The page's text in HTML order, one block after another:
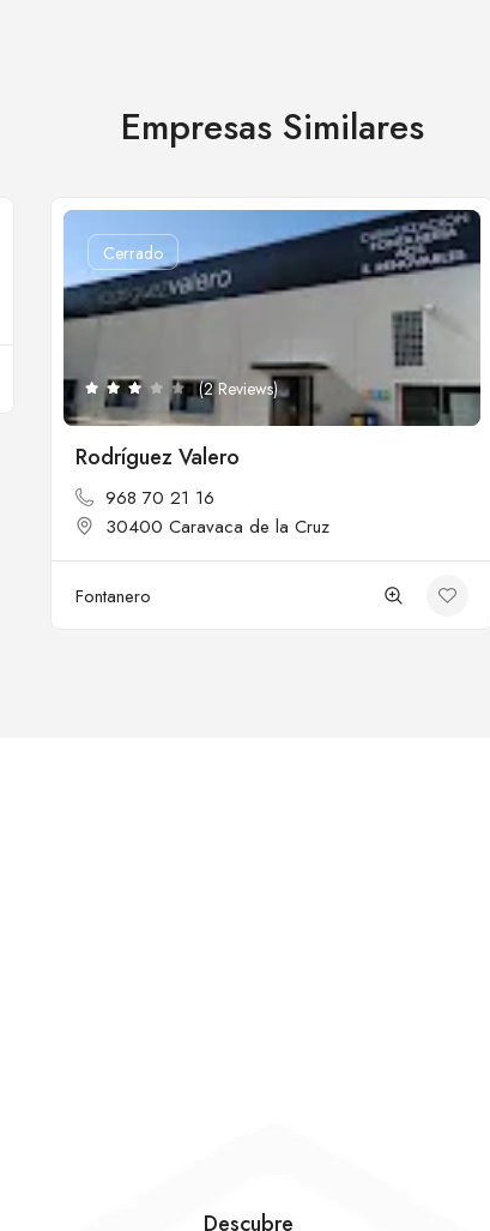
Empresas Similares
Cerrado
(2 Reviews)
Rodríguez Valero
968 70 21 16
30400 Caravaca de la Cruz
Fontanero
Descubre